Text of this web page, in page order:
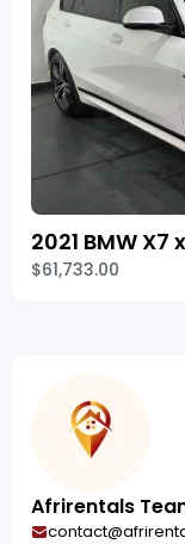
2021 BMW
$61,733.00
Afrirentals